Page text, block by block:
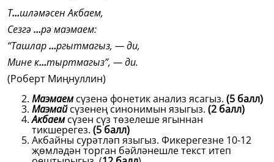
Т…шләмәсен Акбаем,
Сезгә…рә маэмаем:
“Ташлар…ргытмагыз, — ди,
Мине к…тыртмагыз”, — ди.
(Роберт Миңнуллин)
Маэмаемсүзенә фонетик анализ ясагыз. (5 балл)
Маэмайсүзенең синонимын языгыз. (2 балл)
Акбаемсүзен сүз төзелеше ягыннан
тикшерегез. (5 балл)
Акбайны сурәтләп языгыз. Фикерегезне 10-12
җөмләдән торган бәйләнешле текст итеп